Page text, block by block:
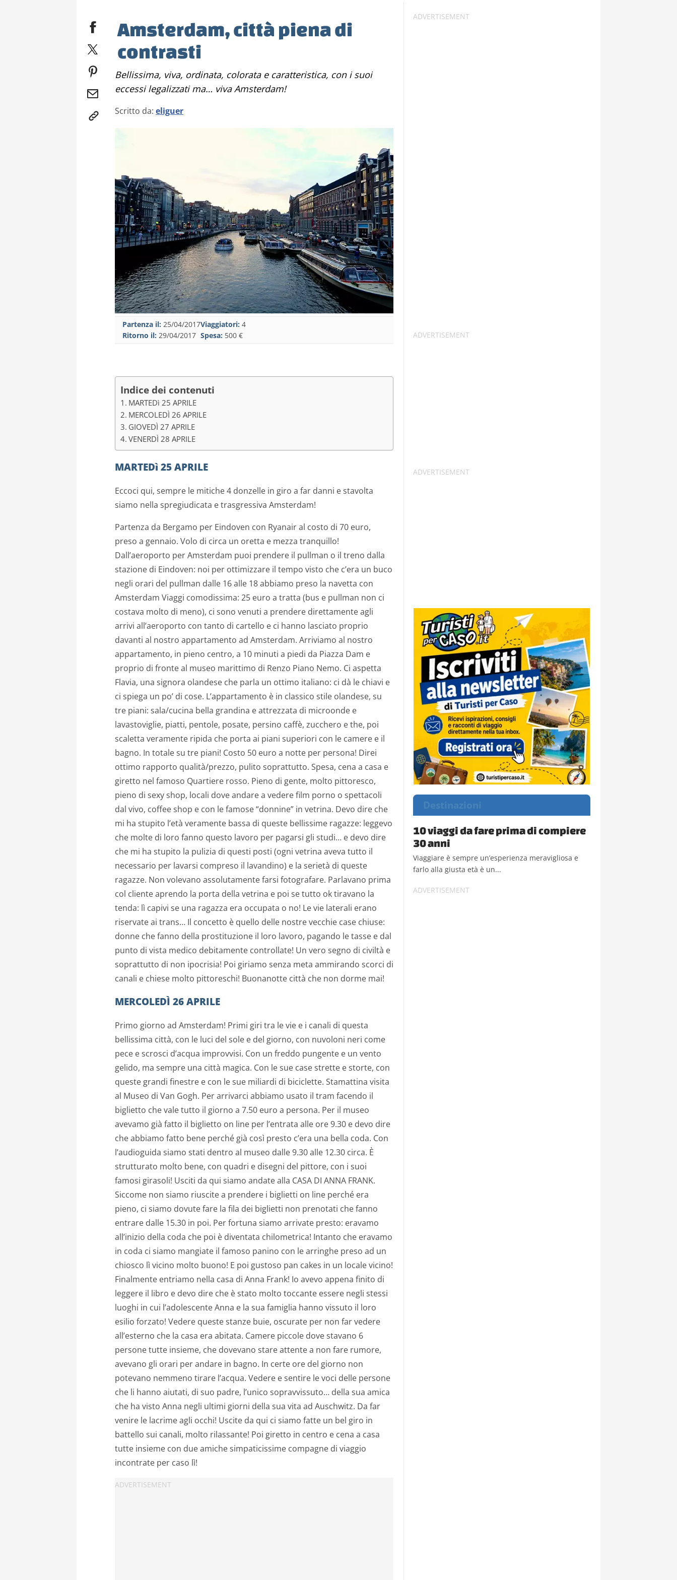
Amsterdam, città piena di
contrasti
Bellissima, viva, ordinata, colorata e caratteristica, con i suoi
eccessi legalizzati ma… viva Amsterdam!
Scritto da: eliguer
Partenza il: 25/04/2017
Ritorno il: 29/04/2017
Viaggiatori: 4
Spesa: 500 €
Indice dei contenuti
MARTEDì 25 APRILE
MERCOLEDÌ 26 APRILE
GIOVEDÌ 27 APRILE
VENERDÌ 28 APRILE
MARTEDì 25 APRILE
Eccoci qui, sempre le mitiche 4 donzelle in giro a far danni e stavolta
siamo nella spregiudicata e trasgressiva Amsterdam!
Partenza da Bergamo per Eindoven con Ryanair al costo di 70 euro,
preso a gennaio. Volo di circa un oretta e mezza tranquillo!
Dall’aeroporto per Amsterdam puoi prendere il pullman o il treno dalla
stazione di Eindoven: noi per ottimizzare il tempo visto che c’era un buco
negli orari del pullman dalle 16 alle 18 abbiamo preso la navetta con
Amsterdam Viaggi comodissima: 25 euro a tratta (bus e pullman non ci
costava molto di meno), ci sono venuti a prendere direttamente agli
arrivi all’aeroporto con tanto di cartello e ci hanno lasciato proprio
davanti al nostro appartamento ad Amsterdam. Arriviamo al nostro
appartamento, in pieno centro, a 10 minuti a piedi da Piazza Dam e
proprio di fronte al museo marittimo di Renzo Piano Nemo. Ci aspetta
Flavia, una signora olandese che parla un ottimo italiano: ci dà le chiavi e
ci spiega un po’ di cose. L’appartamento è in classico stile olandese, su
tre piani: sala/cucina bella grandina e attrezzata di microonde e
lavastoviglie, piatti, pentole, posate, persino caffè, zucchero e the, poi
scaletta veramente ripida che porta ai piani superiori con le camere e il
bagno. In totale su tre piani! Costo 50 euro a notte per persona! Direi
ottimo rapporto qualità/prezzo, pulito soprattutto. Spesa, cena a casa e
giretto nel famoso Quartiere rosso. Pieno di gente, molto pittoresco,
pieno di sexy shop, locali dove andare a vedere film porno o spettacoli
dal vivo, coffee shop e con le famose “donnine” in vetrina. Devo dire che
mi ha stupito l’età veramente bassa di queste bellissime ragazze: leggevo
che molte di loro fanno questo lavoro per pagarsi gli studi… e devo dire
che mi ha stupito la pulizia di questi posti (ogni vetrina aveva tutto il
necessario per lavarsi compreso il lavandino) e la serietà di queste
ragazze. Non volevano assolutamente farsi fotografare. Parlavano prima
col cliente aprendo la porta della vetrina e poi se tutto ok tiravano la
tenda: lì capivi se una ragazza era occupata o no! Le vie laterali erano
riservate ai trans… Il concetto è quello delle nostre vecchie case chiuse:
donne che fanno della prostituzione il loro lavoro, pagando le tasse e dal
punto di vista medico debitamente controllate! Un vero segno di civiltà e
soprattutto di non ipocrisia! Poi giriamo senza meta ammirando scorci di
canali e chiese molto pittoreschi! Buonanotte città che non dorme mai!
MERCOLEDÌ 26 APRILE
Primo giorno ad Amsterdam! Primi giri tra le vie e i canali di questa
bellissima città, con le luci del sole e del giorno, con nuvoloni neri come
pece e scrosci d’acqua improvvisi. Con un freddo pungente e un vento
gelido, ma sempre una città magica. Con le sue case strette e storte, con
queste grandi finestre e con le sue miliardi di biciclette. Stamattina visita
al Museo di Van Gogh. Per arrivarci abbiamo usato il tram facendo il
biglietto che vale tutto il giorno a 7.50 euro a persona. Per il museo
avevamo già fatto il biglietto on line per l’entrata alle ore 9.30 e devo dire
che abbiamo fatto bene perché già così presto c’era una bella coda. Con
l’audioguida siamo stati dentro al museo dalle 9.30 alle 12.30 circa. È
strutturato molto bene, con quadri e disegni del pittore, con i suoi
famosi girasoli! Usciti da qui siamo andate alla CASA DI ANNA FRANK.
Siccome non siamo riuscite a prendere i biglietti on line perché era
pieno, ci siamo dovute fare la fila dei biglietti non prenotati che fanno
entrare dalle 15.30 in poi. Per fortuna siamo arrivate presto: eravamo
all’inizio della coda che poi è diventata chilometrica! Intanto che eravamo
in coda ci siamo mangiate il famoso panino con le arringhe preso ad un
chiosco lì vicino molto buono! E poi gustoso pan cakes in un locale vicino!
Finalmente entriamo nella casa di Anna Frank! Io avevo appena finito di
leggere il libro e devo dire che è stato molto toccante essere negli stessi
luoghi in cui l’adolescente Anna e la sua famiglia hanno vissuto il loro
esilio forzato! Vedere queste stanze buie, oscurate per non far vedere
all’esterno che la casa era abitata. Camere piccole dove stavano 6
persone tutte insieme, che dovevano stare attente a non fare rumore,
avevano gli orari per andare in bagno. In certe ore del giorno non
potevano nemmeno tirare l’acqua. Vedere e sentire le voci delle persone
che li hanno aiutati, di suo padre, l’unico sopravvissuto… della sua amica
che ha visto Anna negli ultimi giorni della sua vita ad Auschwitz. Da far
venire le lacrime agli occhi! Uscite da qui ci siamo fatte un bel giro in
battello sui canali, molto rilassante! Poi giretto in centro e cena a casa
tutte insieme con due amiche simpaticissime compagne di viaggio
incontrate per caso lì!
Destinazioni
10 viaggi da fare prima di compiere
30 anni
Viaggiare è sempre un’esperienza meravigliosa e
farlo alla giusta età è un...